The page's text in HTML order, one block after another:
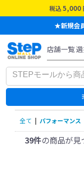
税込 5,000
★新規会
全て | パフォーマンス
39件の商品が